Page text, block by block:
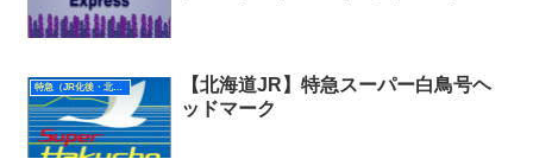
特急（JR化後・北海道）
【北海道JR】特急スーパー白鳥号ヘ
ッドマーク